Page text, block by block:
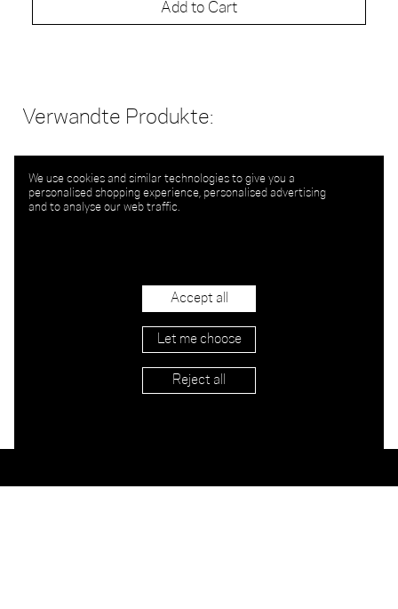
Add to Cart
Verwandte Produkte:
We use cookies and similar technologies to give you a
personalised shopping experience, personalised advertising
and to analyse our web traffic.
Let me choose
Reject all
Accept all